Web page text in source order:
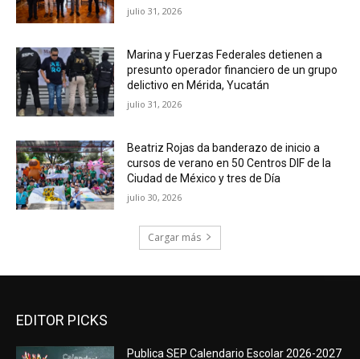
julio 31, 2026
Marina y Fuerzas Federales detienen a
presunto operador financiero de un grupo
delictivo en Mérida, Yucatán
julio 31, 2026
Beatriz Rojas da banderazo de inicio a
cursos de verano en 50 Centros DIF de la
Ciudad de México y tres de Día
julio 30, 2026
Cargar más
EDITOR PICKS
Publica SEP Calendario Escolar 2026-2027